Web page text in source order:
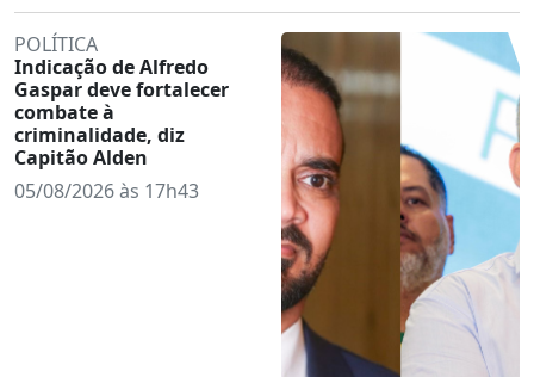
POLÍTICA
Indicação de Alfredo
Gaspar deve fortalecer
combate à
criminalidade, diz
Capitão Alden
05/08/2026 às 17h43